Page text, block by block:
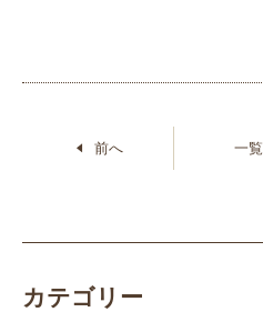
前へ 一覧
カテゴリー